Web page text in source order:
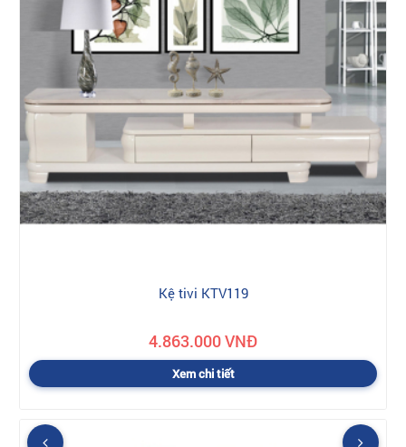
Kệ tivi KTV119
4.863.000 VNĐ
Xem chi tiết